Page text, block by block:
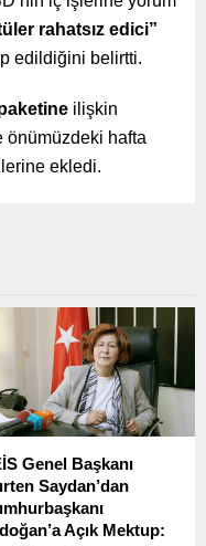
rahatsız edici”
edildiğini belirtti.
ilişkin
önümüzdeki hafta
ekledi.
Genel Başkanı
Saydan’dan
Açık Mektup: